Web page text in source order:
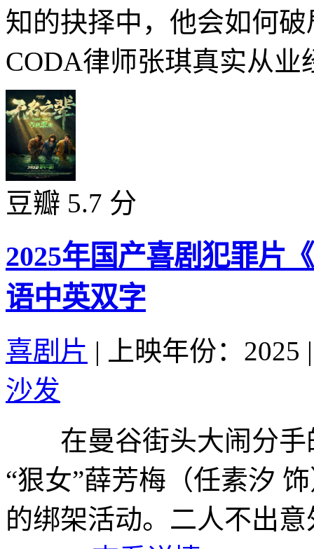
知的抉择中，他会如
CODA律师张琪真实从业
豆瓣 5.7 分
2025年国产喜剧犯罪片
语中英双字
喜剧片 | 上映年份：2025 |
沙发
在曼谷街头大闹分手
“狠女”薛芳梅（任素汐
的绑架活动。二人不出